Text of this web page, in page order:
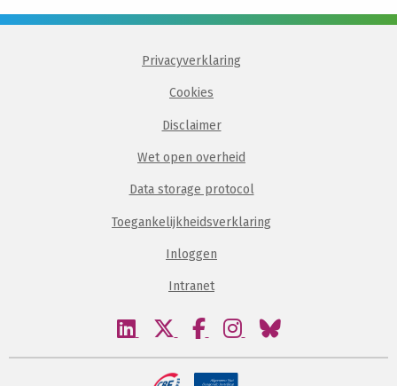
Privacyverklaring
Cookies
Disclaimer
Wet open overheid
Data storage protocol
Toegankelijkheidsverklaring
Inloggen
Intranet
Bezoek
linkedin
Bezoek
twitter
Bezoek
facebook
Bezoek
instagram
Bezoek